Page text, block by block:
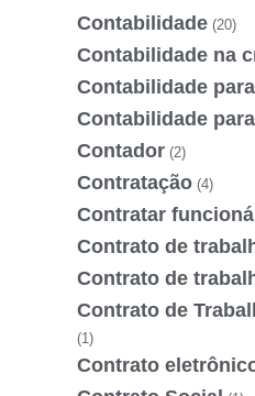
Contabilidade (20)
Contabilidade na
Contabilidade
Contabilidade
Contador (2)
Contratação (4)
Contratar
Contrato de
Contrato de
Contrato de
(1)
Contrato